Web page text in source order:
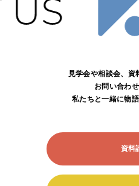
見学会や相談会、資
お問い合わ
私たちと一緒に物
資料